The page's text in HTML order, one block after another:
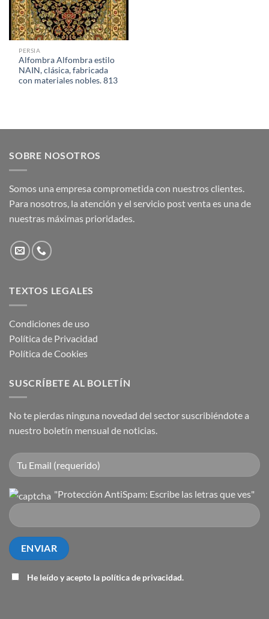
PERSIA
Alfombra Alfombra estilo
NAIN, clásica, fabricada
con materiales nobles. 813
SOBRE NOSOTROS
Somos una empresa comprometida con nuestros clientes.
Para nosotros, la atención y el servicio post venta es una de
nuestras máximas prioridades.
TEXTOS LEGALES
Condiciones de uso
Política de Privacidad
Política de Cookies
SUSCRÍBETE AL BOLETÍN
No te pierdas ninguna novedad del sector suscribiéndote a
nuestro boletín mensual de noticias.
"Protección AntiSpam: Escribe las letras que ves"
He leído y acepto la política de privacidad.